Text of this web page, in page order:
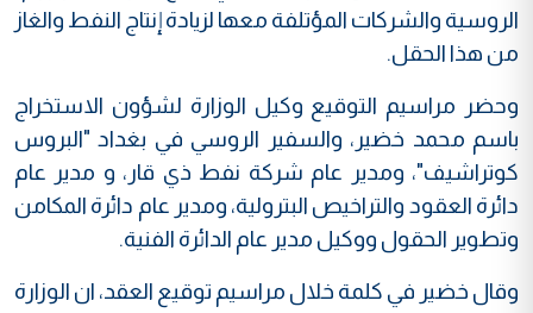
الروسية والشركات المؤتلفة معها لزيادة إنتاج النفط والغاز
من هذا الحقل.
وحضر مراسيم التوقيع وكيل الوزارة لشؤون الاستخراج
باسم محمد خضير، والسفير الروسي في بغداد "البروس
كوتراشيف"، ومدير عام شركة نفط ذي قار، و مدير عام
دائرة العقود والتراخيص البترولية، ومدير عام دائرة المكامن
وتطوير الحقول ووكيل مدير عام الدائرة الفنية.
وقال خضير في كلمة خلال مراسيم توقيع العقد، ان الوزارة